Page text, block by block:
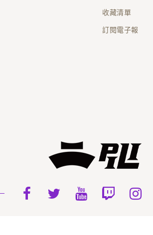
收藏清單
訂閱電子報